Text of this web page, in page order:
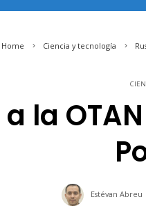
Home Ciencia y tecnología
la
Estévan Abreu